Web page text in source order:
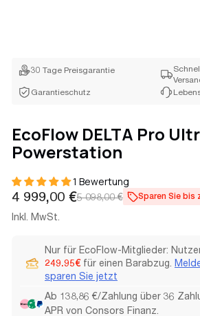
30 Tage Preisgarantie
Garantieschutz
EcoFlow DELTA Pro
Powerstation
1 Bewertung
Verkaufspreis
4 999,00 €
Regulärer
Preis 5 098,00 € Sparen Sie bis
Inkl. MwSt.
Nur für EcoFlow-Mitglieder:
249.95€für einen Barabzug.
sparen Sie jetzt
Ab 138,86 €/Zahlung über 36
APR von Consors Finanz.